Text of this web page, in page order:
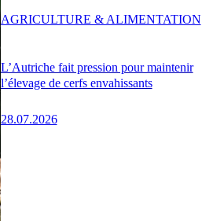
L’Autriche fait pression pour maintenir
l’élevage de cerfs envahissants
28.07.2026
AGRICULTURE & ALIMENTATION